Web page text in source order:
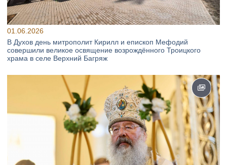
01.06.2026
В Духов день митрополит Кирилл и епископ Мефодий
совершили великое освящение возрождённого Троицкого
храма в селе Верхний Багряж